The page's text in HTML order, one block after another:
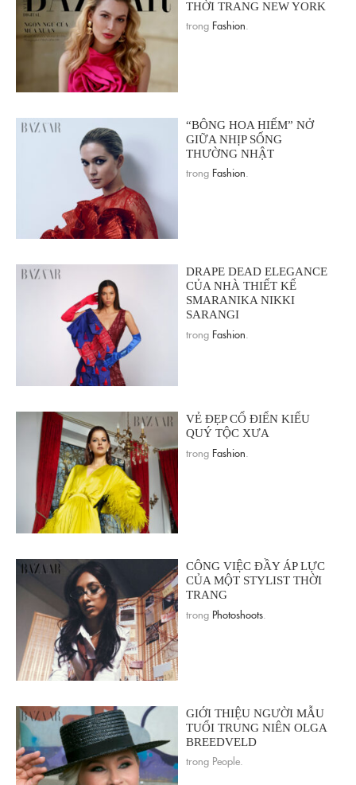
THỜI TRANG NEW YORK
trong Fashion
“BÔNG HOA HIẾM” NỞ
GIỮA NHỊP SỐNG
THƯỜNG NHẬT
trong Fashion
DRAPE DEAD ELEGANCE
CỦA NHÀ THIẾT KẾ
SMARANIKA NIKKI
SARANGI
trong Fashion
VẺ ĐẸP CỔ ĐIỂN KIỂU
QUÝ TỘC XƯA
trong Fashion
CÔNG VIỆC ĐẦY ÁP LỰC
CỦA MỘT STYLIST THỜI
TRANG
trong Photoshoots
GIỚI THIỆU NGƯỜI MẪU
TUỔI TRUNG NIÊN OLGA
BREEDVELD
trong People.